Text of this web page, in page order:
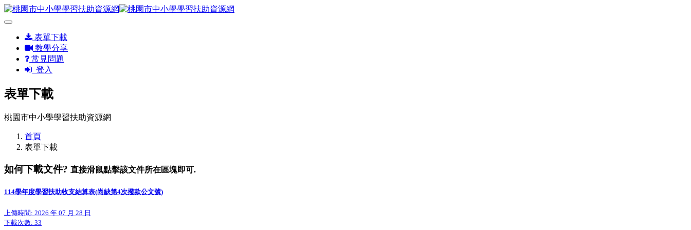
表單下載
教學分享
常見問題
登入
表單下載
桃園市中小學學習扶助資源網
首頁
表單下載
如何下載文件? 直接滑鼠點擊該文件所在區塊即可.
114學年度學習扶助收支結算表(尚缺第4次撥款公文號)
上傳時間: 2026 年 07 月 28 日
下載次數: 33